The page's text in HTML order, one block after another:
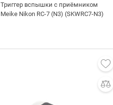
Триггер вспышки с приёмником
Meike Nikon RC-7 (N3) (SKWRC7-N3)